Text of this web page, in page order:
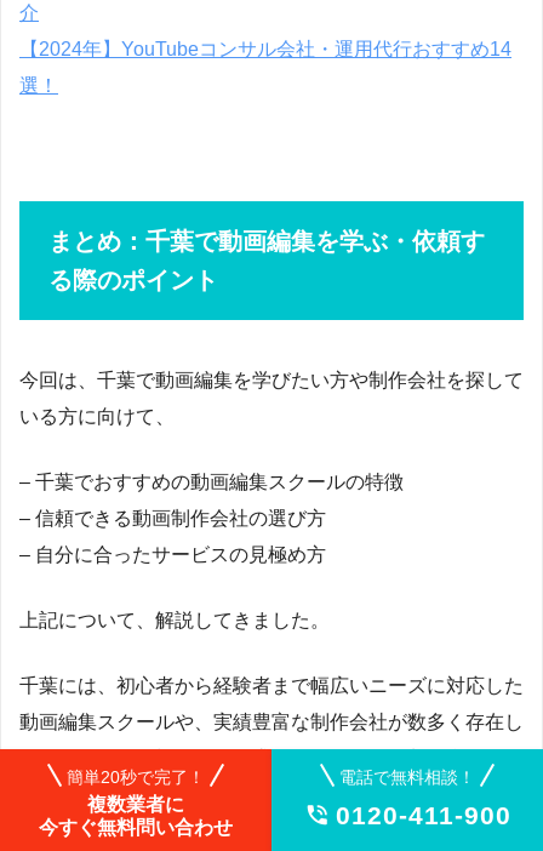
介
【2024年】YouTubeコンサル会社・運用代行おすすめ14
選！
まとめ：千葉で動画編集を学ぶ・依頼す
る際のポイント
今回は、千葉で動画編集を学びたい方や制作会社を探して
いる方に向けて、
– 千葉でおすすめの動画編集スクールの特徴
– 信頼できる動画制作会社の選び方
– 自分に合ったサービスの見極め方
上記について、解説してきました。
千葉には、初心者から経験者まで幅広いニーズに対応した
動画編集スクールや、実績豊富な制作会社が数多く存在し
選ぶことが、満足のいく結果につながる理由です。動画編
集を始めたい、あるいは外部に依頼したいと考えている方
簡単20秒で完了！
複数業者に
今すぐ無料問い合わせ
電話で無料相談！
 0120-411-900